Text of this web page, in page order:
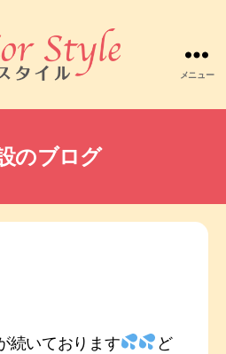
式
社
シ
ア
ス
メニュー
のブログ
続いております
ど